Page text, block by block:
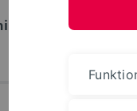
Information